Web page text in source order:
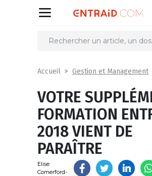
Partager
Accueil Gestion et Management
VOTRE
FORMATION
2018 VIENT DE
PARAÎTRE
Elise
Comerford-